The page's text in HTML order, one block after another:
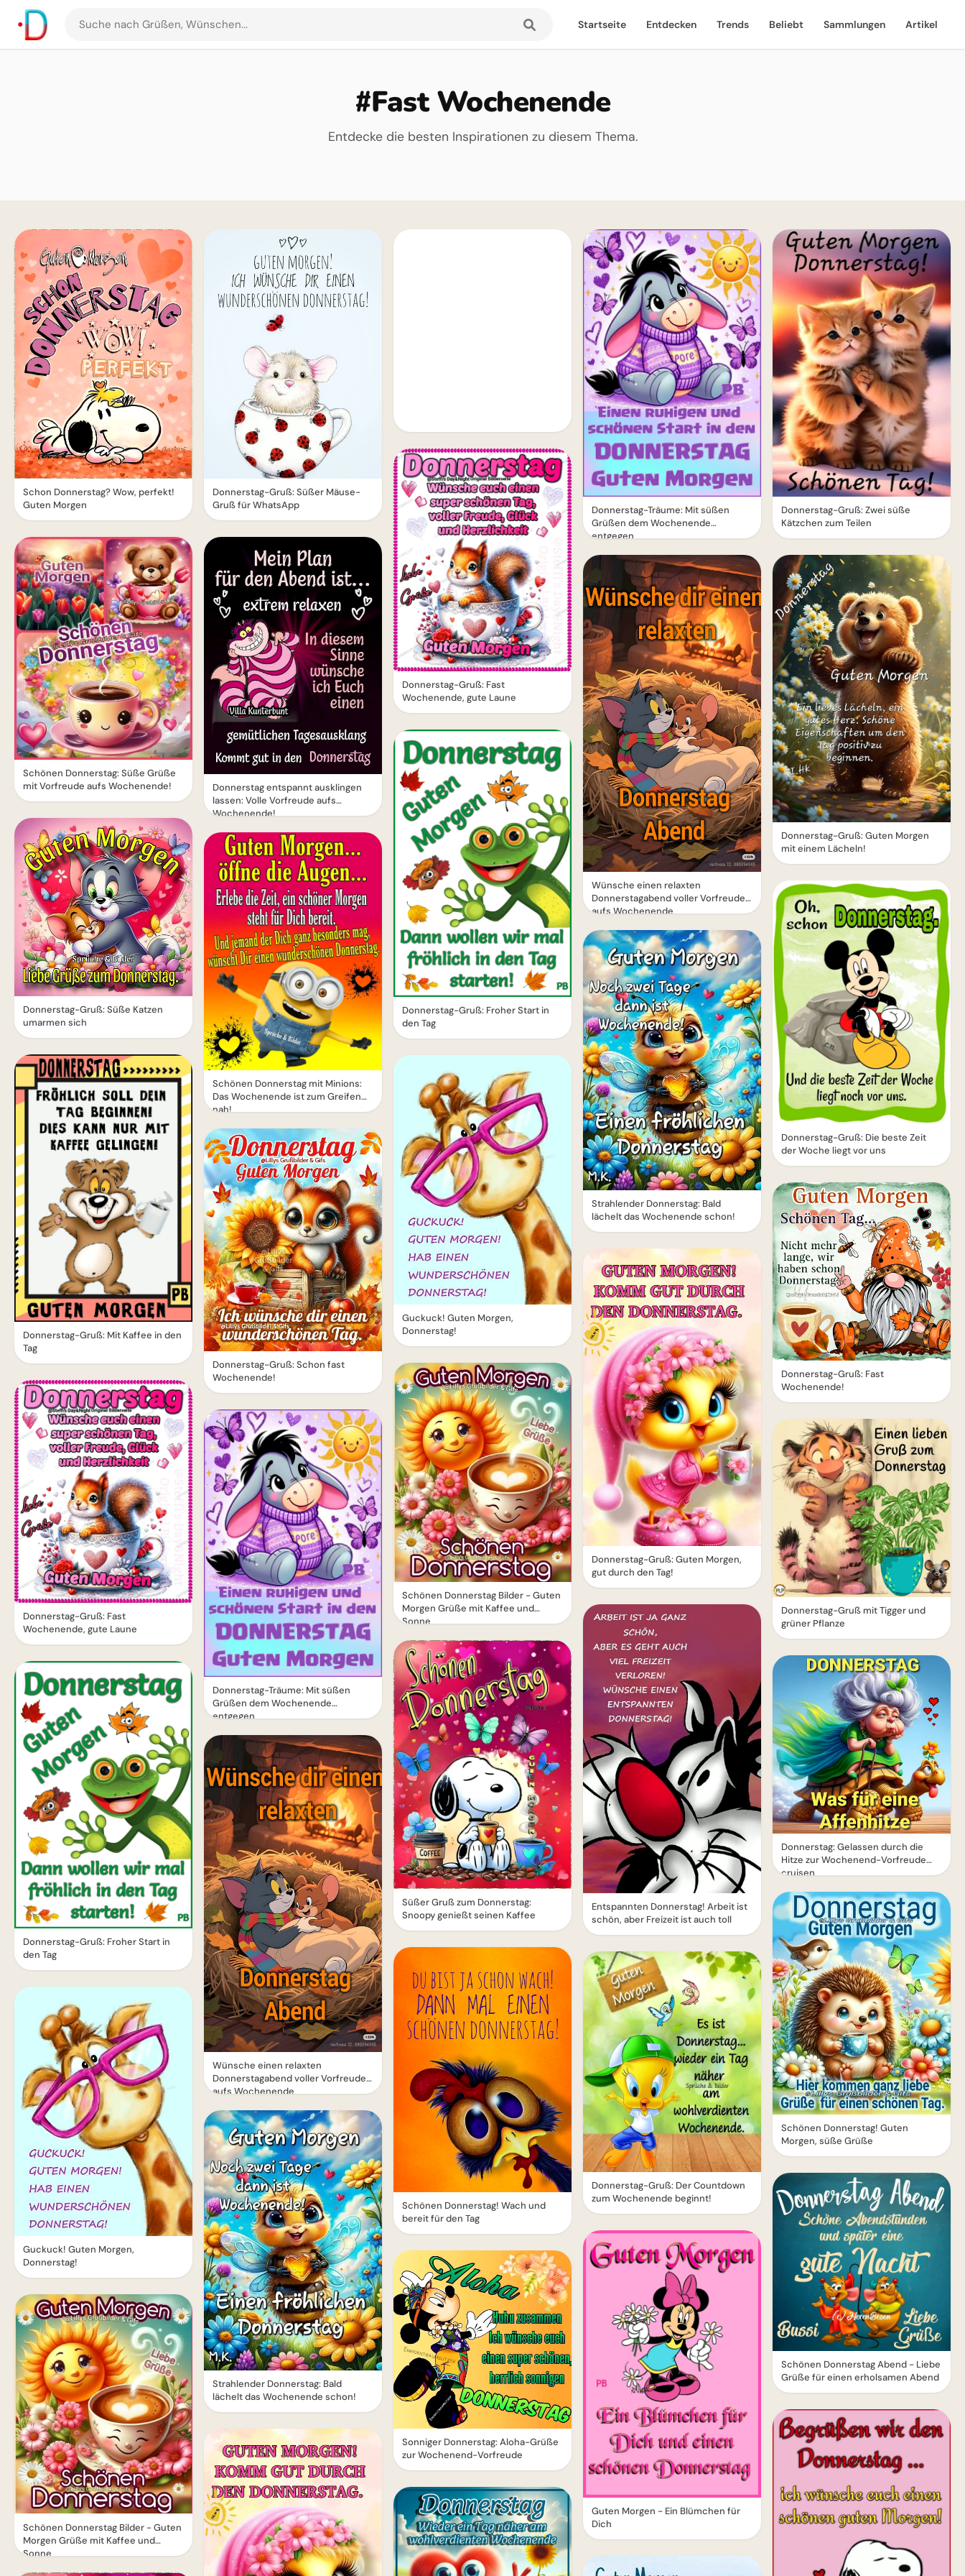
Suche
nach
Startseite Entdecken Trends Beliebt Sammlungen Artikel
#Fast Wochenende
Entdecke die besten Inspirationen zu diesem Thema.
Schon Donnerstag? Wow, perfekt!
Guten Morgen
Schönen Donnerstag: Süße Grüße
mit Vorfreude aufs Wochenende!
Donnerstag-Gruß: Süße Katzen
umarmen sich
Donnerstag-Gruß: Mit Kaffee in den
Tag
Donnerstag-Gruß: Fast
Wochenende, gute Laune
Donnerstag-Gruß: Froher Start in
den Tag
Guckuck! Guten Morgen,
Donnerstag!
Schönen Donnerstag Bilder - Guten
Morgen Grüße mit Kaffee und
Sonne
Donnerstag-Gruß: Süßer Mäuse-
Gruß für WhatsApp
Donnerstag entspannt ausklingen
lassen: Volle Vorfreude aufs
Wochenende!
Schönen Donnerstag mit Minions:
Das Wochenende ist zum Greifen
nah!
Donnerstag-Gruß: Schon fast
Wochenende!
Donnerstag-Träume: Mit süßen
Grüßen dem Wochenende
entgegen
Wünsche einen relaxten
Donnerstagabend voller Vorfreude
aufs Wochenende
Strahlender Donnerstag: Bald
lächelt das Wochenende schon!
Donnerstag-Gruß: Fast
Wochenende, gute Laune
Donnerstag-Gruß: Froher Start in
den Tag
Guckuck! Guten Morgen,
Donnerstag!
Schönen Donnerstag Bilder - Guten
Morgen Grüße mit Kaffee und
Sonne
Süßer Gruß zum Donnerstag:
Snoopy genießt seinen Kaffee
Schönen Donnerstag! Wach und
bereit für den Tag
Sonniger Donnerstag: Aloha-Grüße
zur Wochenend-Vorfreude
Donnerstag-Träume: Mit süßen
Grüßen dem Wochenende
entgegen
Wünsche einen relaxten
Donnerstagabend voller Vorfreude
aufs Wochenende
Strahlender Donnerstag: Bald
lächelt das Wochenende schon!
Donnerstag-Gruß: Guten Morgen,
gut durch den Tag!
Entspannten Donnerstag! Arbeit ist
schön, aber Freizeit ist auch toll
Donnerstag-Gruß: Der Countdown
zum Wochenende beginnt!
Guten Morgen - Ein Blümchen für
Dich
Donnerstag-Gruß: Zwei süße
Kätzchen zum Teilen
Donnerstag-Gruß: Guten Morgen
mit einem Lächeln!
Donnerstag-Gruß: Die beste Zeit
der Woche liegt vor uns
Donnerstag-Gruß: Fast
Wochenende!
Donnerstag-Gruß mit Tigger und
grüner Pflanze
Donnerstag: Gelassen durch die
Hitze zur Wochenend-Vorfreude
cruisen
Schönen Donnerstag! Guten
Morgen, süße Grüße
Schönen Donnerstag Abend - Liebe
Grüße für einen erholsamen Abend